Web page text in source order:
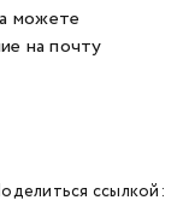
можете
на почту
ссылкой: